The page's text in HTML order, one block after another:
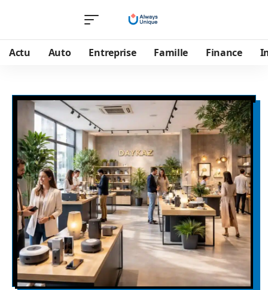
Actu Auto Entreprise Famille Finance